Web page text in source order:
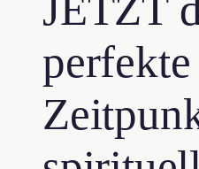
perfekte